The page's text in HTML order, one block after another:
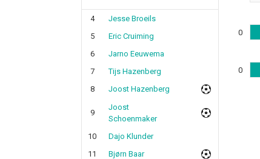
4
Jesse Broeils
5
Eric Cruiming
6
Jarno Eeuwema
7
Tijs Hazenberg
8
Joost Hazenberg
9
Joost
Schoenmaker
10
Dajo Klunder
11
Bjørn Baar
0
0